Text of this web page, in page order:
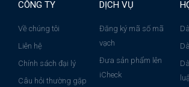
CÔNG TY
Về chúng tôi
Liên hệ
Chính sách đại lý
Câu hỏi thường gặp
DỊCH VỤ
Đăng ký mã số mã
vạch
Đưa sản phẩm lên
iCheck